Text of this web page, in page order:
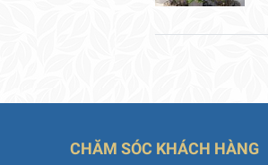
CHĂM SÓC KHÁCH HÀNG